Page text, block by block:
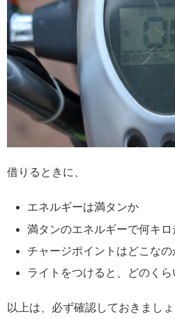
借りるときに、
エネルギーは満タンか
満タンのエネルギーで何キ
チャージポイントはどこなの
ライトをつけると、どのく
以上は、必ず確認しておきましょ